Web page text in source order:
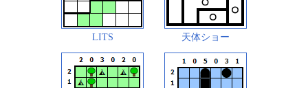
LITS 天体ショー